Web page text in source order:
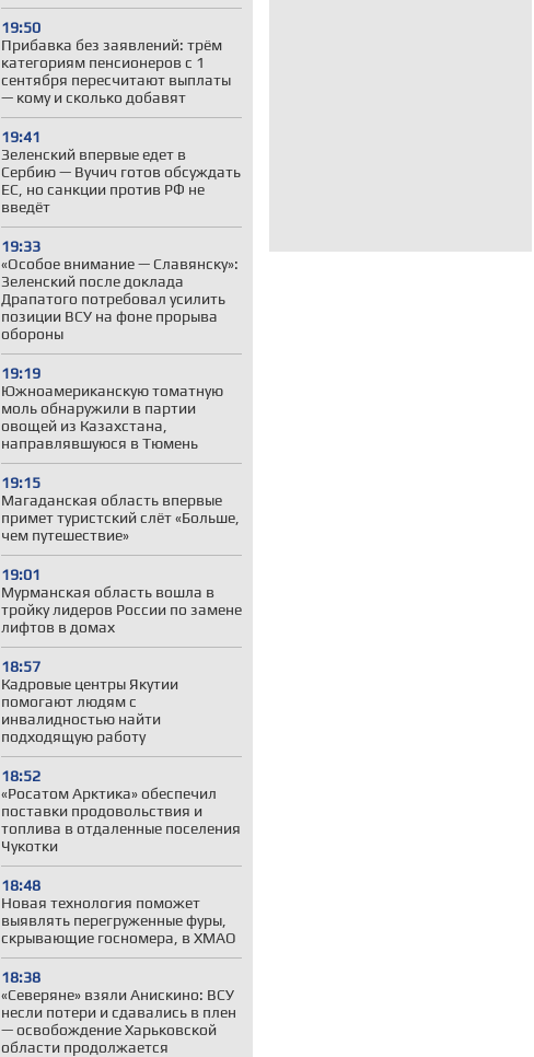
19:50
Прибавка без заявлений: трём
категориям пенсионеров с 1
сентября пересчитают выплаты
— кому и сколько добавят
19:41
Зеленский впервые едет в
Сербию — Вучич готов обсуждать
ЕС, но санкции против РФ не
введёт
19:33
«Особое внимание — Славянску»:
Зеленский после доклада
Драпатого потребовал усилить
позиции ВСУ на фоне прорыва
обороны
19:19
Южноамериканскую томатную
моль обнаружили в партии
овощей из Казахстана,
направлявшуюся в Тюмень
19:15
Магаданская область впервые
примет туристский слёт «Больше,
чем путешествие»
19:01
Мурманская область вошла в
тройку лидеров России по замене
лифтов в домах
18:57
Кадровые центры Якутии
помогают людям с
инвалидностью найти
подходящую работу
18:52
«Росатом Арктика» обеспечил
поставки продовольствия и
топлива в отдаленные поселения
Чукотки
18:48
Новая технология поможет
выявлять перегруженные фуры,
скрывающие госномера, в ХМАО
18:38
«Северяне» взяли Анискино: ВСУ
несли потери и сдавались в плен
— освобождение Харьковской
области продолжается